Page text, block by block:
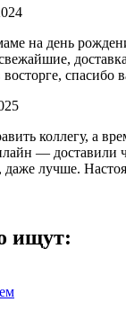
на день
спасибо
коллегу, а
— доставили
даже лучше.
ищут: